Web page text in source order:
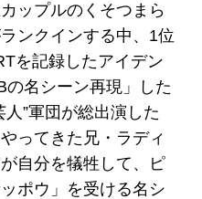
ップルのくそつまら
ンクインする中、1位
を記録したアイデン
名シーン再現」した
”軍団が総出演した
ってきた兄・ラディ
自分を犠牲して、ピ
ポウ」を受ける名シ